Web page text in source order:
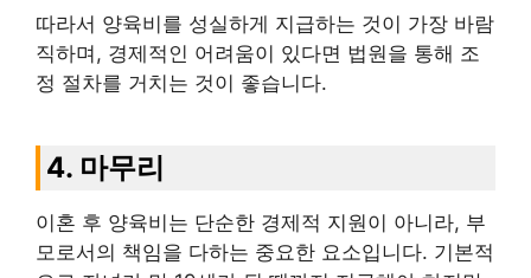
따라서 양육비를 성실하게 지급하는 것이 가장 바람
직하며, 경제적인 어려움이 있다면 법원을 통해 조
정 절차를 거치는 것이 좋습니다.
4. 마무리
이혼 후 양육비는 단순한 경제적 지원이 아니라, 부
모로서의 책임을 다하는 중요한 요소입니다. 기본적